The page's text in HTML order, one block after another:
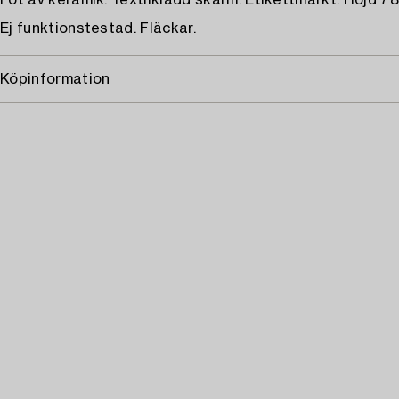
Ej funktionstestad. Fläckar.
Köpinformation